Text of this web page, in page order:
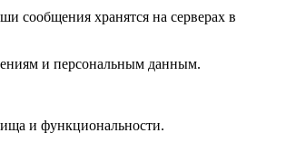
сообщения хранятся на серверах в
и персональным данным.
и функциональности.